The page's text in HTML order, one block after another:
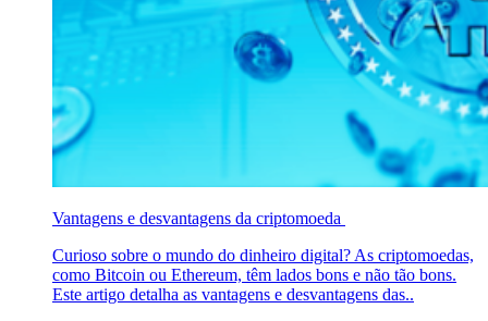
Vantagens e desvantagens da criptomoeda
Curioso sobre o mundo do dinheiro digital? As criptomoedas,
como Bitcoin ou Ethereum, têm lados bons e não tão bons.
Este artigo detalha as vantagens e desvantagens das..